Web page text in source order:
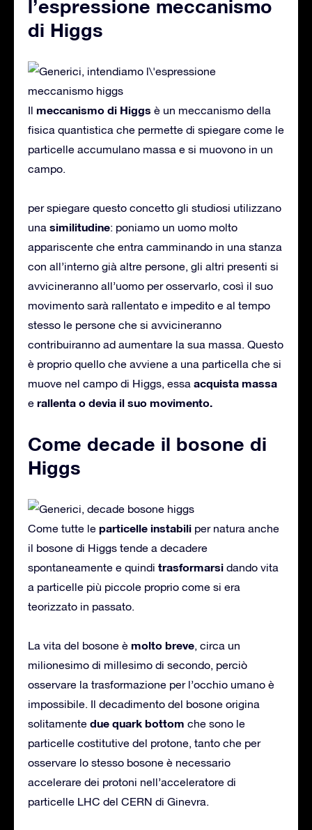
l’espressione meccanismo
di Higgs
Il meccanismo di Higgs è un meccanismo della
fisica quantistica che permette di spiegare come le
particelle accumulano massa e si muovono in un
campo.
per spiegare questo concetto gli studiosi utilizzano
una similitudine: poniamo un uomo molto
appariscente che entra camminando in una stanza
con all’interno già altre persone, gli altri presenti si
avvicineranno all’uomo per osservarlo, così il suo
movimento sarà rallentato e impedito e al tempo
stesso le persone che si avvicineranno
contribuiranno ad aumentare la sua massa. Questo
è proprio quello che avviene a una particella che si
muove nel campo di Higgs, essa acquista massa
e rallenta o devia il suo movimento.
Come decade il bosone di
Higgs
Come tutte le particelle instabili per natura anche
il bosone di Higgs tende a decadere
spontaneamente e quindi trasformarsi dando vita
a particelle più piccole proprio come si era
teorizzato in passato.
La vita del bosone è molto breve, circa un
milionesimo di millesimo di secondo, perciò
osservare la trasformazione per l’occhio umano è
impossibile. Il decadimento del bosone origina
solitamente due quark bottom che sono le
particelle costitutive del protone, tanto che per
osservare lo stesso bosone è necessario
accelerare dei protoni nell’acceleratore di
particelle LHC del CERN di Ginevra.